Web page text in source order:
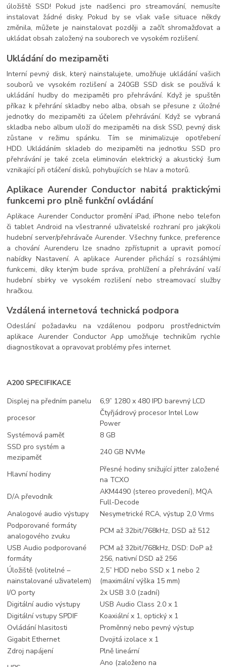
úložiště SSD! Pokud jste nadšenci pro streamování, nemusíte
instalovat žádné disky. Pokud by se však vaše situace někdy
změnila, můžete je nainstalovat později a začít shromažďovat a
ukládat obsah založený na souborech ve vysokém rozlišení.
Ukládání do mezipaměti
Interní pevný disk, který nainstalujete, umožňuje ukládání vašich
souborů ve vysokém rozlišení a 240GB SSD disk se používá k
ukládání hudby do mezipaměti pro přehrávání. Když je spuštěn
příkaz k přehrání skladby nebo alba, obsah se přesune z úložné
jednotky do mezipaměti za účelem přehrávání. Když se vybraná
skladba nebo album uloží do mezipaměti na disk SSD, pevný disk
zůstane v režimu spánku. Tím se minimalizuje opotřebení
HDD. Ukládáním skladeb do mezipaměti na jednotku SSD pro
přehrávání je také zcela eliminován elektrický a akustický šum
vznikající při otáčení disků, pohybujících se hlav a motorů.
Aplikace Aurender Conductor nabitá praktickými
funkcemi pro plně funkční ovládání
Aplikace Aurender Conductor promění iPad, iPhone nebo telefon
či tablet Android na všestranné uživatelské rozhraní pro jakýkoli
hudební server/přehrávače Aurender. Všechny funkce, preference
a chování Aurenderu lze snadno zpřístupnit a upravit pomocí
nabídky Nastavení. A aplikace Aurender přichází s rozsáhlými
funkcemi, díky kterým bude správa, prohlížení a přehrávání vaší
hudební sbírky ve vysokém rozlišení nebo streamovací služby
hračkou.
Vzdálená internetová technická podpora
Odeslání požadavku na vzdálenou podporu prostřednictvím
aplikace Aurender Conductor App umožňuje technikům rychle
diagnostikovat a opravovat problémy přes internet.
A200 SPECIFIKACE
Displej na předním panelu
6,9” 1280 x 480 IPD barevný LCD
procesor
Čtyřjádrový procesor Intel Low
Power
Systémová paměť
8 GB
SSD pro systém a
mezipaměť
240 GB NVMe
Hlavní hodiny
Přesné hodiny snižující jitter založené
na TCXO
D/A převodník
AKM4490 (stereo provedení), MQA
Full-Decode
Analogové audio výstupy
Nesymetrické RCA, výstup 2,0 Vrms
Podporované formáty
analogového zvuku
PCM až 32bit/768kHz, DSD až 512
USB Audio podporované
formáty
PCM až 32bit/768kHz, DSD: DoP až
256, nativní DSD až 256
Úložiště (volitelné –
nainstalované uživatelem)
2,5” HDD nebo SSD x 1 nebo 2
(maximální výška 15 mm)
I/O porty
2x USB 3.0 (zadní)
Digitální audio výstupy
USB Audio Class 2.0 x 1
Digitální vstupy SPDIF
Koaxiální x 1, optický x 1
Ovládání hlasitosti
Proměnný nebo pevný výstup
Gigabit Ethernet
Dvojitá izolace x 1
Zdroj napájení
Plně lineární
Ano (založeno na